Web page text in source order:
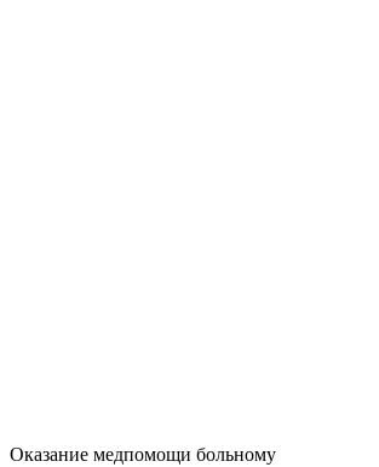
Оказание медпомощи больному